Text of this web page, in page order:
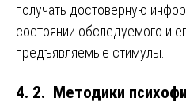
получать достоверную
состоянии обследуемого и
предъявляемые стимулы.
4. 2. Методики